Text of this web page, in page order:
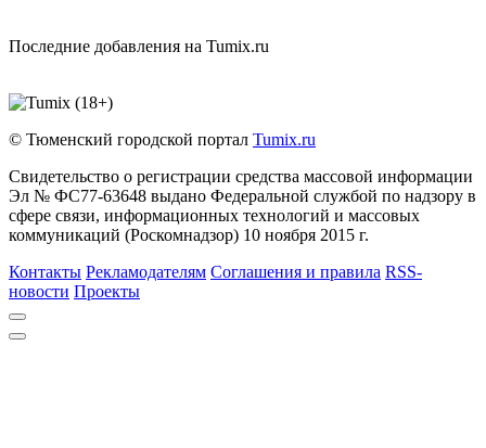
Последние добавления на Tumix.ru
© Тюменский городской портал Tumix.ru
Свидетельство о регистрации средства массовой информации
Эл № ФС77-63648 выдано Федеральной службой по надзору в
сфере связи, информационных технологий и массовых
коммуникаций (Роскомнадзор) 10 ноября 2015 г.
Контакты Рекламодателям Соглашения и правила RSS-
новости Проекты